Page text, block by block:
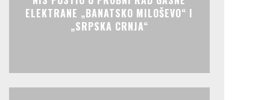
ELEKTRANE „BANATSKO MILOŠEVO“ I
„SRPSKA CRNJA“